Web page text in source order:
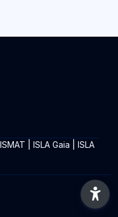
ISMAT ISLA Gaia
ISLA